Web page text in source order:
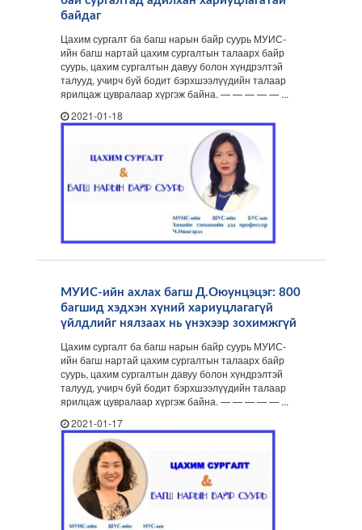
байдаг
Цахим сургалт ба багш нарын байр суурь МУИС-
ийн багш нартай цахим сургалтын талаарх байр
суурь, цахим сургалтын давуу болон хүндрэлтэй
талууд, учирч буй бодит бэрхшээлүүдийн талаар
ярилцаж цувралаар хүргэж байна. — — — — — ...
2021-01-18
МУИС-ийн ахлах багш Д.Оюунцэцэг: 800
багшид хэдхэн хүний хариуцлагагүй
үйлдлийг нялзаах нь үнэхээр зохимжгүй
Цахим сургалт ба багш нарын байр суурь МУИС-
ийн багш нартай цахим сургалтын талаарх байр
суурь, цахим сургалтын давуу болон хүндрэлтэй
талууд, учирч буй бодит бэрхшээлүүдийн талаар
ярилцаж цувралаар хүргэж байна. — — — — — ...
2021-01-17